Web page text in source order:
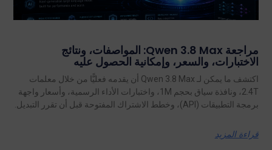
مراجعة Qwen 3.8 Max: المواصفات، ونتائج
الاختبارات، والسعر، وإمكانية الحصول عليه
اكتشف ما يمكن لـ Qwen 3.8 Max أن يقدمه فعليًّا من خلال معلمات
2.4T، ونافذة سياق بحجم 1M، واختبارات الأداء الرسمية، وأسعار واجهة
برمجة التطبيقات (API)، وخطط الاشتراك المفتوحة قبل أن تقرر التبديل.
قراءة المزيد